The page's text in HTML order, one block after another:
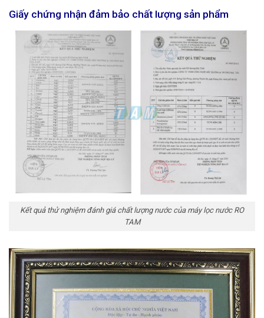
Giấy chứng nhận đảm bảo chất lượng sản phẩm
Kết quả thử nghiệm đánh giá chất lượng nước của máy lọc nước RO
TAM